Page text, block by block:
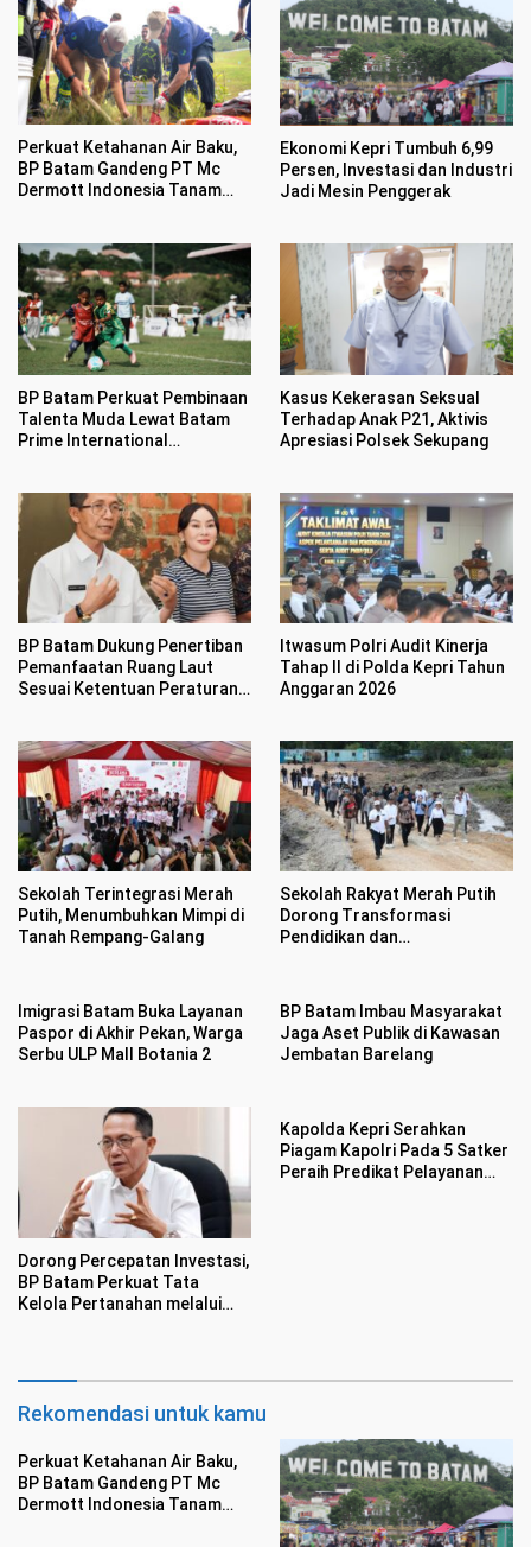
Perkuat Ketahanan Air Baku,
BP Batam Gandeng PT Mc
Dermott Indonesia Tanam
Ekonomi Kepri Tumbuh 6,99
Persen, Investasi dan Industri
Jadi Mesin Penggerak
BP Batam Perkuat Pembinaan
Talenta Muda Lewat Batam
Prime International
Kasus Kekerasan Seksual
Terhadap Anak P21, Aktivis
Apresiasi Polsek Sekupang
BP Batam Dukung Penertiban
Pemanfaatan Ruang Laut
Sesuai Ketentuan Peraturan
Itwasum Polri Audit Kinerja
Tahap II di Polda Kepri Tahun
Anggaran 2026
Sekolah Terintegrasi Merah
Putih, Menumbuhkan Mimpi di
Tanah Rempang-Galang
Sekolah Rakyat Merah Putih
Dorong Transformasi
Pendidikan dan
Imigrasi Batam Buka Layanan
Paspor di Akhir Pekan, Warga
Serbu ULP Mall Botania 2
BP Batam Imbau Masyarakat
Jaga Aset Publik di Kawasan
Jembatan Barelang
Dorong Percepatan Investasi,
BP Batam Perkuat Tata
Kelola Pertanahan melalui
Kapolda Kepri Serahkan
Piagam Kapolri Pada 5 Satker
Peraih Predikat Pelayanan
Rekomendasi untuk kamu
Perkuat Ketahanan Air Baku,
BP Batam Gandeng PT Mc
Dermott Indonesia Tanam